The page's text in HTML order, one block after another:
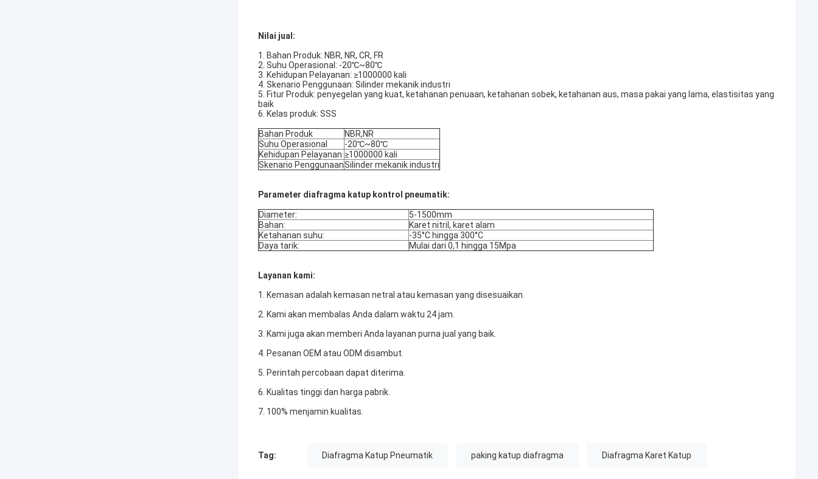
Nilai jual:
1. Bahan Produk: NBR, NR, CR, FR
2. Suhu Operasional: -20℃~80℃
3. Kehidupan Pelayanan: ≥1000000 kali
4. Skenario Penggunaan: Silinder mekanik industri
5. Fitur Produk: penyegelan yang kuat, ketahanan penuaan, ketahanan sobek, ketahanan aus, masa pakai yang lama, elastisitas yang
baik
6. Kelas produk: SSS
Bahan Produk
NBR,NR
Suhu Operasional
-20℃~80℃
Kehidupan Pelayanan ≥1000000 kali
Skenario PenggunaanSilinder mekanik industri
Parameter diafragma katup kontrol pneumatik:
Diameter:
5-1500mm
Bahan:
Karet nitril, karet alam
Ketahanan suhu:
-35°C hingga 300°C
Daya tarik:
Mulai dari 0,1 hingga 15Mpa
Layanan kami:
1. Kemasan adalah kemasan netral atau kemasan yang disesuaikan.
2. Kami akan membalas Anda dalam waktu 24 jam.
3. Kami juga akan memberi Anda layanan purna jual yang baik.
4. Pesanan OEM atau ODM disambut.
5. Perintah percobaan dapat diterima.
6. Kualitas tinggi dan harga pabrik.
7. 100% menjamin kualitas.
Tag: Diafragma Katup Pneumatik paking katup diafragma Diafragma Karet Katup